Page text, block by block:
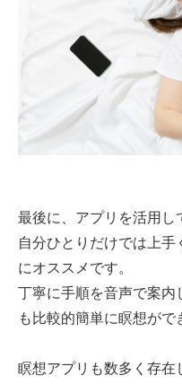
最後に、アプリを活用し
自分ひとりだけでは上
にオススメです。
丁寧に手順を音声で案内
も比較的簡単に瞑想がで
瞑想アプリも数多く存在